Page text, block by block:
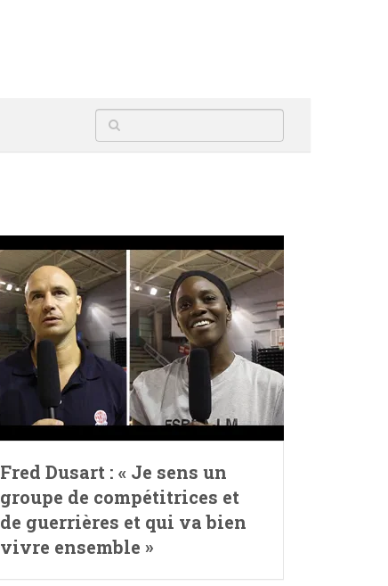
Fred Dusart : « Je sens un
groupe de compétitrices et
de guerrières et qui va bien
vivre ensemble »